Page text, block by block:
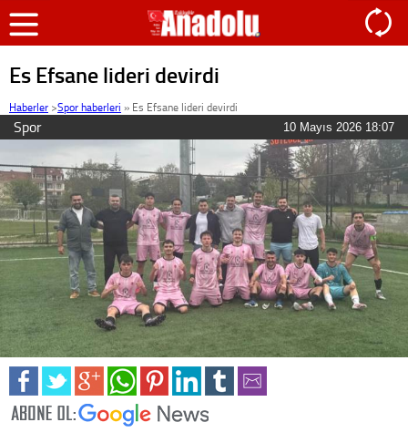
Es Efsane lideri devirdi
Haberler >Spor haberleri » Es Efsane lideri devirdi
Spor 10 Mayıs 2026 18:07